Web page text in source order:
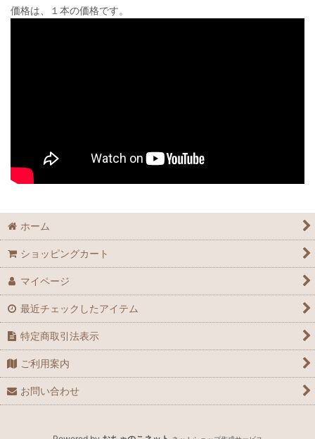
価格は、１本の価格です。
ホーム
ショッピングカート
マイページ
最近チェックしたアイテム
特定商取引法表示
ご利用案内
お問い合わせ